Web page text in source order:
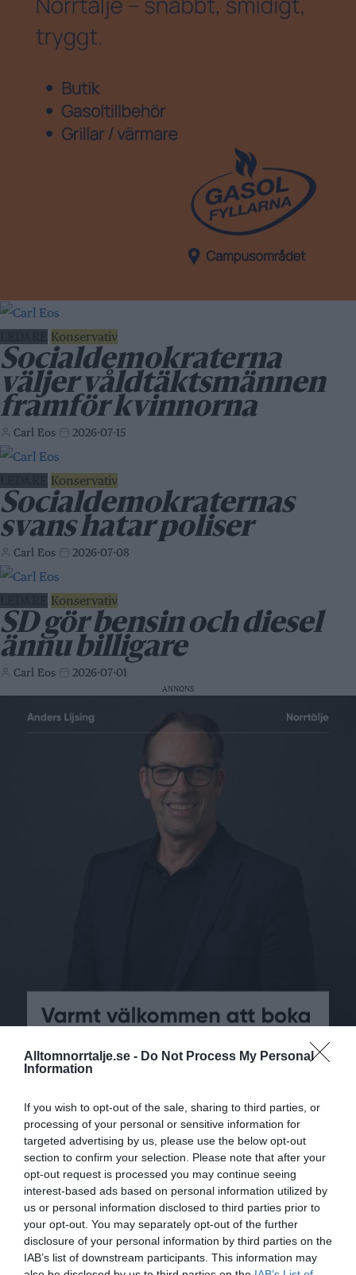
Alltomnorrtalje.se - Do Not Process My Personal
Information
If you wish to opt-out of the sale, sharing to third parties, or
processing of your personal or sensitive information for
targeted advertising by us, please use the below opt-out
section to confirm your selection. Please note that after your
opt-out request is processed you may continue seeing
interest-based ads based on personal information utilized by
us or personal information disclosed to third parties prior to
your opt-out. You may separately opt-out of the further
disclosure of your personal information by third parties on the
IAB’s list of downstream participants. This information may
Konservativ
Socialdemokraterna
väljer våldtäktsmännen
framför kvinnorna
Carl Eos 2026-07-15
Konservativ
Socialdemokraternas
svans hatar poliser
Carl Eos 2026-07-08
Konservativ
SD gör bensin och diesel
ännu billigare
Carl Eos 2026-07-01
ANNONS
LEDARE Konservativ
Socialdemokraternas
maffia-problem borde
vara en valfråga
Carl Eos 2026-06-28